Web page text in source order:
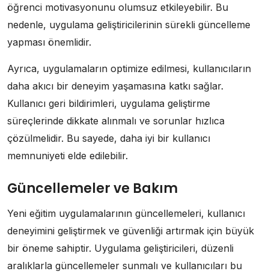
öğrenci motivasyonunu olumsuz etkileyebilir. Bu
nedenle, uygulama geliştiricilerinin sürekli güncelleme
yapması önemlidir.
Ayrıca, uygulamaların optimize edilmesi, kullanıcıların
daha akıcı bir deneyim yaşamasına katkı sağlar.
Kullanıcı geri bildirimleri, uygulama geliştirme
süreçlerinde dikkate alınmalı ve sorunlar hızlıca
çözülmelidir. Bu sayede, daha iyi bir kullanıcı
memnuniyeti elde edilebilir.
Güncellemeler ve Bakım
Yeni eğitim uygulamalarının güncellemeleri, kullanıcı
deneyimini geliştirmek ve güvenliği artırmak için büyük
bir öneme sahiptir. Uygulama geliştiricileri, düzenli
aralıklarla güncellemeler sunmalı ve kullanıcıları bu